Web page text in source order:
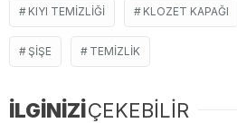
KIYI TEMIZLIĞI KLOZET KAPAĞI
ŞIŞE TEMIZLIK
İLGİNİZİÇEKEBİLİR